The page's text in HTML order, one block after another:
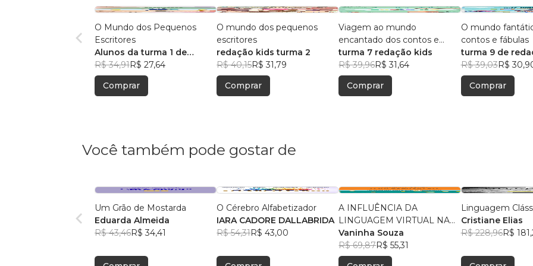
O Mundo dos Pequenos
Escritores
Alunos da turma 1 de
redação kids
R$ 34,91R$ 27,64
Comprar
O mundo dos pequenos
escritores
redação kids turma 2
R$ 40,15R$ 31,79
Comprar
Viagem ao mundo
encantado dos contos e
fábulas
turma 7 redação kids
R$ 39,96R$ 31,64
Comprar
O mundo
contos e fábulas
turma 9 de
R$ 39,03R$
Comprar
Você também pode gostar de
Um Grão de Mostarda
Eduarda Almeida
R$ 43,46R$ 34,41
O Cérebro Alfabetizador
IARA CADORE DALLABRIDA
R$ 54,31R$ 43,00
A INFLUÊNCIA DA
LINGUAGEM VIRTUAL NA
ESCRITA ESCOLAR
Vaninha Souza
R$ 69,87R$ 55,31
Linguagem
Cristiane Elias
R$ 228,96R$